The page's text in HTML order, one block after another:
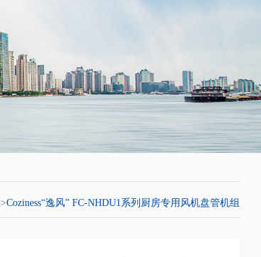
>Coziness“逸风” FC-NHDU1系列厨房专用风机盘管机组